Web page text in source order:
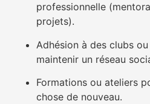
professionnelle
projets).
Adhésion à des clubs
maintenir un réseau
Formations ou ateliers
chose de nouveau.